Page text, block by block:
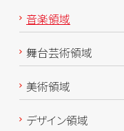
音楽領域
舞台芸術領域
美術領域
デザイン領域